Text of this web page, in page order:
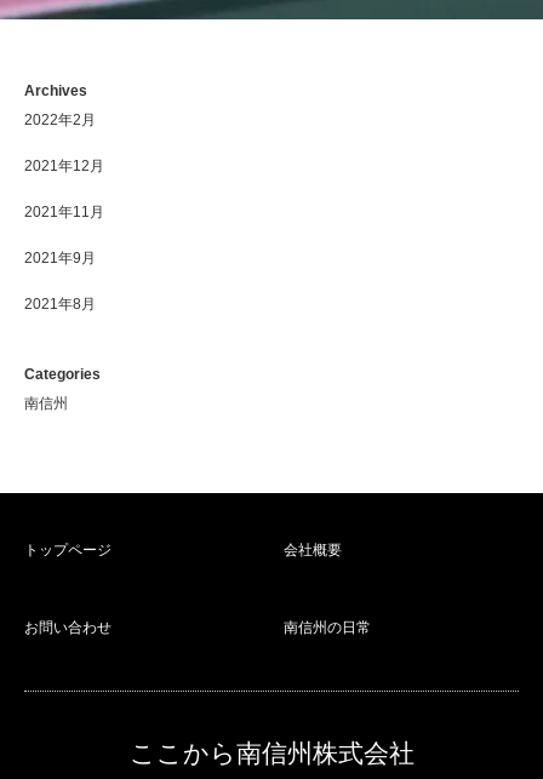
Archives
2022年2月
2021年12月
2021年11月
2021年9月
2021年8月
Categories
南信州
トップページ 会社概要
お問い合わせ 南信州の日常
ここから南信州株式会社